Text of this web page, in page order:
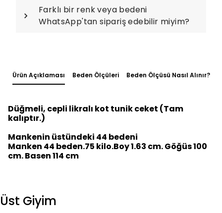
Farklı bir renk veya bedeni
WhatsApp'tan sipariş edebilir miyim?
Ürün Açıklaması Beden Ölçüleri Beden Ölçüsü Nasıl Alınır?
Düğmeli, cepli likralı kot tunik ceket (Tam
kalıptır.)
Mankenin üstündeki 44 bedeni
Manken 44 beden.75 kilo.Boy 1.63 cm. Göğüs 100
cm. Basen 114 cm
Üst Giyim